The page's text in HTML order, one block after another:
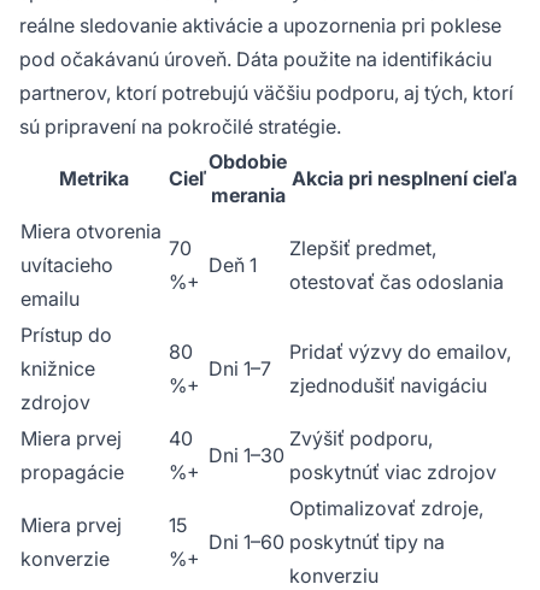
reálne sledovanie aktivácie a upozornenia pri poklese
pod očakávanú úroveň. Dáta použite na identifikáciu
partnerov, ktorí potrebujú väčšiu podporu, aj tých, ktorí
sú pripravení na pokročilé stratégie.
Metrika Cieľ
Obdobie
merania
Akcia pri nesplnení cieľa
Miera otvorenia
uvítacieho
emailu
70
%+
Deň 1
Zlepšiť predmet,
otestovať čas odoslania
Prístup do
knižnice
zdrojov
80
%+
Dni 1–7
Pridať výzvy do emailov,
zjednodušiť navigáciu
Miera prvej
propagácie
40
%+
Dni 1–30
Zvýšiť podporu,
poskytnúť viac zdrojov
Miera prvej
konverzie
15
%+
Dni 1–60
Optimalizovať zdroje,
poskytnúť tipy na
konverziu